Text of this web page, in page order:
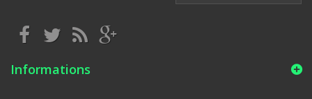
Informations